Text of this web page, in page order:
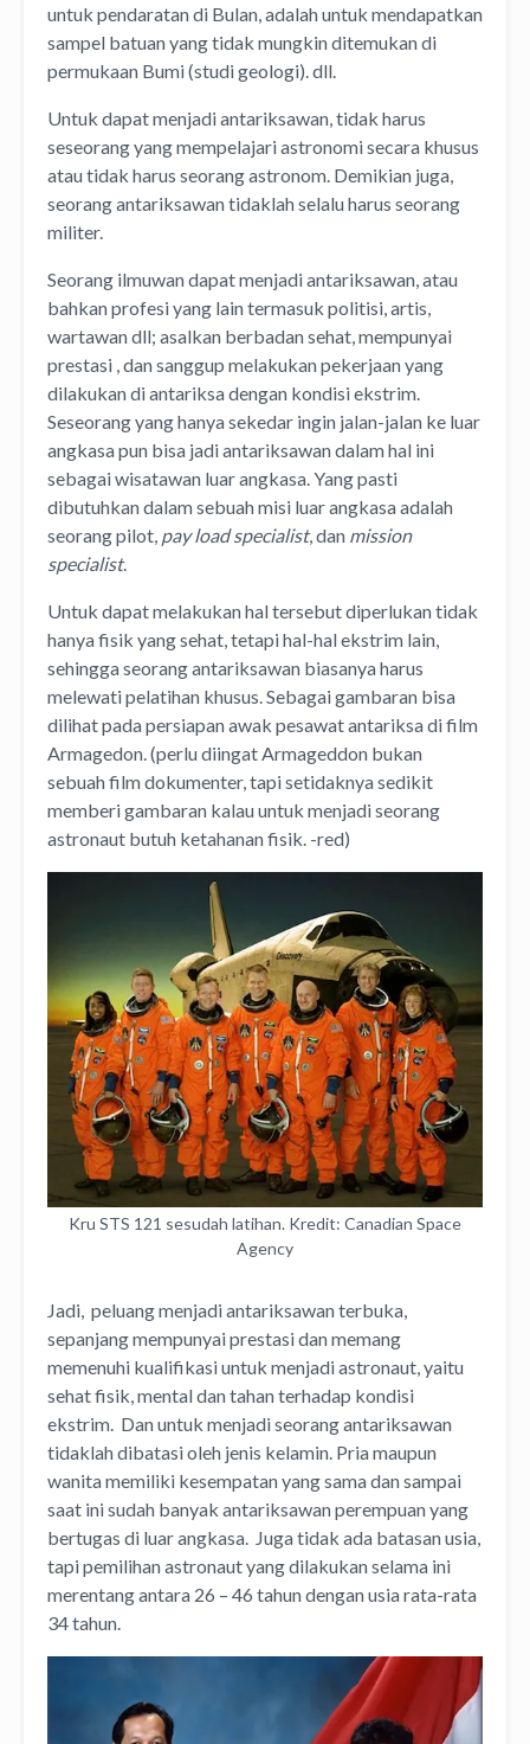
untuk pendaratan di Bulan, adalah untuk mendapatkan
sampel batuan yang tidak mungkin ditemukan di
permukaan Bumi (studi geologi). dll.
Untuk dapat menjadi antariksawan, tidak harus
seseorang yang mempelajari astronomi secara khusus
atau tidak harus seorang astronom. Demikian juga,
seorang antariksawan tidaklah selalu harus seorang
militer.
Seorang ilmuwan dapat menjadi antariksawan, atau
bahkan profesi yang lain termasuk politisi, artis,
wartawan dll; asalkan berbadan sehat, mempunyai
prestasi , dan sanggup melakukan pekerjaan yang
dilakukan di antariksa dengan kondisi ekstrim.
Seseorang yang hanya sekedar ingin jalan-jalan ke luar
angkasa pun bisa jadi antariksawan dalam hal ini
sebagai wisatawan luar angkasa. Yang pasti
dibutuhkan dalam sebuah misi luar angkasa adalah
seorang pilot, pay load specialist, dan mission
specialist.
Untuk dapat melakukan hal tersebut diperlukan tidak
hanya fisik yang sehat, tetapi hal-hal ekstrim lain,
sehingga seorang antariksawan biasanya harus
melewati pelatihan khusus. Sebagai gambaran bisa
dilihat pada persiapan awak pesawat antariksa di film
Armagedon. (perlu diingat Armageddon bukan
sebuah film dokumenter, tapi setidaknya sedikit
memberi gambaran kalau untuk menjadi seorang
astronaut butuh ketahanan fisik. -red)
Kru STS 121 sesudah latihan. Kredit: Canadian Space
Agency
Jadi, peluang menjadi antariksawan terbuka,
sepanjang mempunyai prestasi dan memang
memenuhi kualifikasi untuk menjadi astronaut, yaitu
sehat fisik, mental dan tahan terhadap kondisi
ekstrim. Dan untuk menjadi seorang antariksawan
tidaklah dibatasi oleh jenis kelamin. Pria maupun
wanita memiliki kesempatan yang sama dan sampai
saat ini sudah banyak antariksawan perempuan yang
bertugas di luar angkasa. Juga tidak ada batasan usia,
tapi pemilihan astronaut yang dilakukan selama ini
merentang antara 26 – 46 tahun dengan usia rata-rata
34 tahun.